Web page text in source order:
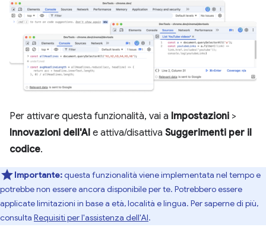
Per attivare questa funzionalità, vai a Impostazioni >
Innovazioni dell'AI e attiva/disattiva Suggerimenti per il
codice.
Importante:questa funzionalità viene implementata nel tempo e
potrebbe non essere ancora disponibile per te. Potrebbero essere
applicate limitazioni in base a età, località e lingua. Per saperne di più,
consulta Requisiti per l'assistenza dell'AI.